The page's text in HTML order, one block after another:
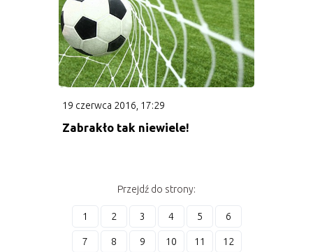
19 czerwca 2016, 17:29
Zabrakło tak niewiele!
Przejdź do strony:
1 2 3 4 5 6
7 8 9 10 11 12